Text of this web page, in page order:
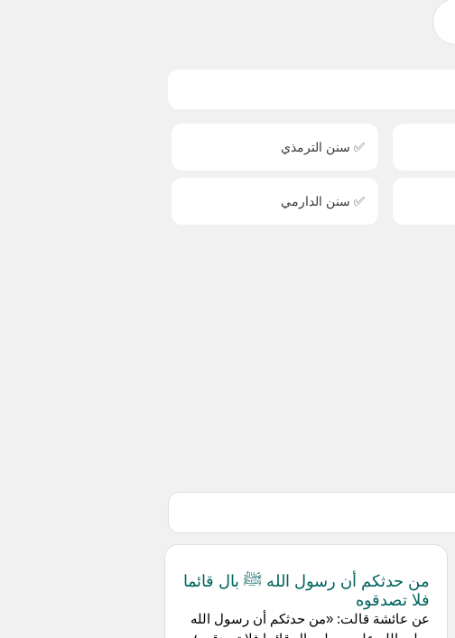
✅ سنن الترمذي
✅ سنن الدارمي
من حدثكم أن رسول الله ﷺ بال قائما
فلا تصدقوه
عن عائشة قالت: «من حدثكم أن رسول الله